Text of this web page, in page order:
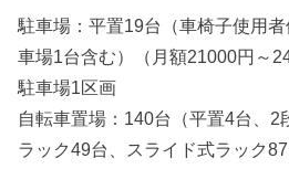
駐車場：平置19台（車椅子使用
車場1台含む）（月額21000円～
駐車場1区画
自転車置場：140台（平置4台、2
ラック49台、スライド式ラック